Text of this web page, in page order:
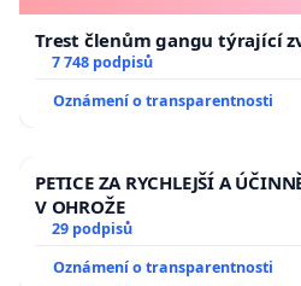
Trest členům gangu týrající
7 748 podpisů
Oznámení o transparentnosti
PETICE ZA RYCHLEJŠÍ A
V OHROŽE
29 podpisů
Oznámení o transparentnosti